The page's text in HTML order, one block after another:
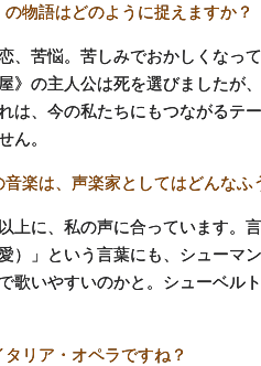
物語はどのように捉えますか？
、苦悩。苦しみでおかしくなっ
》の主人公は死を選びましたが
は、今の私たちにもつながるテ
ん。
楽は、声楽家としてはどんなふ
上に、私の声に合っています。
）」という言葉にも、シューマ
歌いやすいのかと。シューベル
リア・オペラですね？